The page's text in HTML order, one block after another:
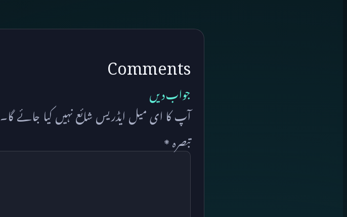
Comments
جواب دیں
آپ کا ای میل ایڈریس شائع نہیں کیا جائے گا۔
تبصرہ *